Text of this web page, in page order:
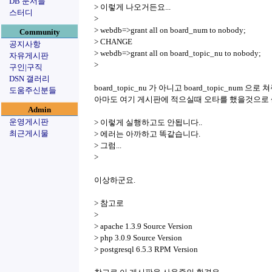
스터디
Community
공지사항
자유게시판
구인|구직
DSN 갤러리
도움주신분들
Admin
운영게시판
최근게시물
> 이렇게 나오거든요...
>
> webdb=>grant all on board_num to nobody;
> CHANGE
> webdb=>grant all on board_topic_nu to nobody;
>
board_topic_nu 가 아니고 board_topic_num 으로
아마도 여기 게시판에 적으실때 오타를 했을것으로
> 이렇게 실행하고도 안됩니다..
> 에러는 아까하고 똑같습니다.
> 그럼...
>
이상하군요.
> 참고로
>
> apache 1.3.9 Source Version
> php 3.0.9 Source Version
> postgresql 6.5.3 RPM Version